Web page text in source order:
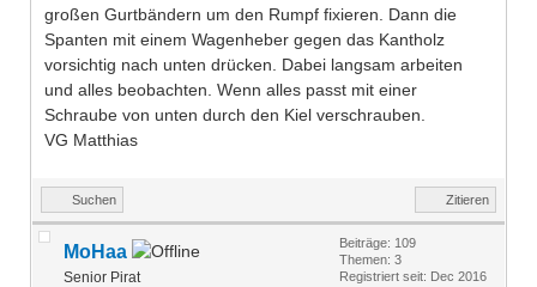
großen Gurtbändern um den Rumpf fixieren. Dann die
Spanten mit einem Wagenheber gegen das Kantholz
vorsichtig nach unten drücken. Dabei langsam arbeiten
und alles beobachten. Wenn alles passt mit einer
Schraube von unten durch den Kiel verschrauben.
VG Matthias
Suchen Zitieren
MoHaa
Senior Pirat
Beiträge: 109
Themen: 3
Registriert seit: Dec 2016